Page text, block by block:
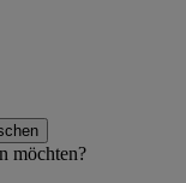
möchten?